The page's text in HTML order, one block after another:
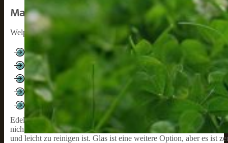
Materialien
Welpennäpfe werden aus verschiedenen Materialien hergestellt,
Edelstahl
Keramik
Plastik
Silikon
Glas
Edelstahl ist eine der besten Optionen, da es langlebig,
nicht so leicht umkippt. Plastik ist eine günstige Option, aber es
und leicht zu reinigen ist. Glas ist eine weitere Option, aber es ist